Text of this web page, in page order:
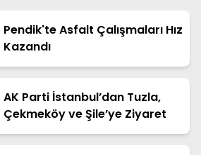
Pendik'te Asfalt Çalışmaları Hız
Kazandı
AK Parti İstanbul’dan Tuzla,
Çekmeköy ve Şile’ye Ziyaret